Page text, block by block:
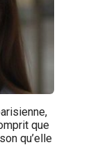
que
qu’elle